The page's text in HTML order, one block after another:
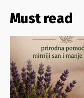
Must read